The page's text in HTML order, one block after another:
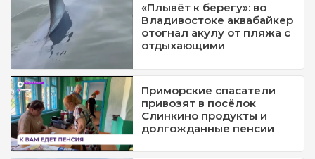
«Плывёт к берегу»: во
Владивостоке аквабайкер
отогнал акулу от пляжа с
отдыхающими
Приморские спасатели
привозят в посёлок
Слинкино продукты и
долгожданные пенсии